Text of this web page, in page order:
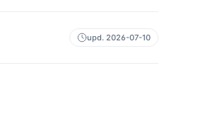
upd. 2026-07-10